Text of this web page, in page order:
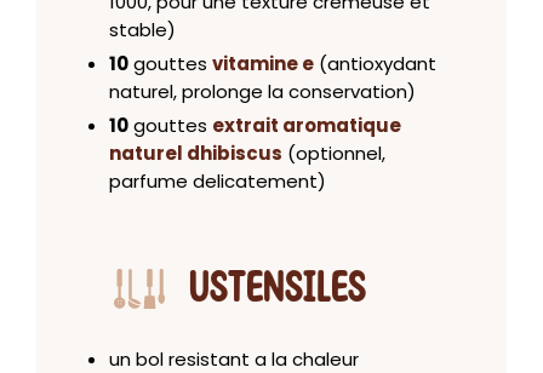
stable)
10gouttes vitamine e (antioxydant
naturel, prolonge la conservation)
10gouttes extrait aromatique
naturel dhibiscus (optionnel,
parfume delicatement)
USTENSILES
un bol resistant a la chaleur